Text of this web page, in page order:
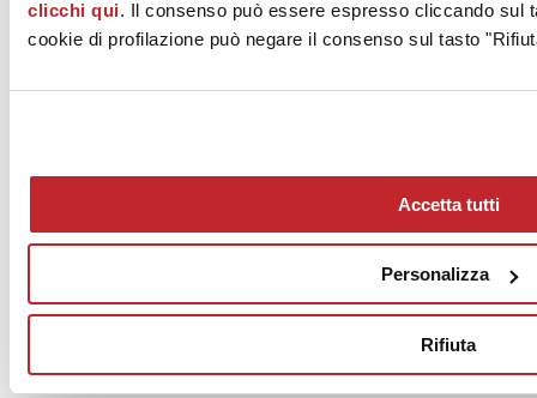
clicchi qui. Il consenso può essere espresso cliccando sul
cookie di profilazione può negare il consenso sul tasto
Accetta tutti
Personalizza
Rifiuta
News
Articoli
Mog 231/01
Credits